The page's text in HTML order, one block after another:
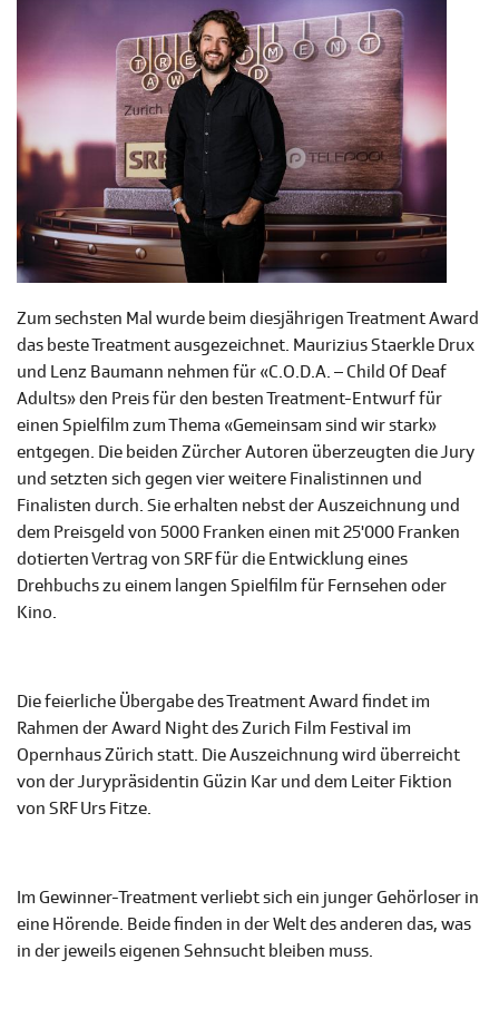
Zum sechsten Mal wurde beim diesjährigen Treatment Award
das beste Treatment ausgezeichnet. Maurizius Staerkle Drux
und Lenz Baumann nehmen für «C.O.D.A. – Child Of Deaf
Adults» den Preis für den besten Treatment-Entwurf für
einen Spielfilm zum Thema «Gemeinsam sind wir stark»
entgegen. Die beiden Zürcher Autoren überzeugten die Jury
und setzten sich gegen vier weitere Finalistinnen und
Finalisten durch. Sie erhalten nebst der Auszeichnung und
dem Preisgeld von 5000 Franken einen mit 25'000 Franken
dotierten Vertrag von SRF für die Entwicklung eines
Drehbuchs zu einem langen Spielfilm für Fernsehen oder
Kino.
Die feierliche Übergabe des Treatment Award findet im
Rahmen der Award Night des Zurich Film Festival im
Opernhaus Zürich statt. Die Auszeichnung wird überreicht
von der Jurypräsidentin Güzin Kar und dem Leiter Fiktion
von SRF Urs Fitze.
Im Gewinner-Treatment verliebt sich ein junger Gehörloser in
eine Hörende. Beide finden in der Welt des anderen das, was
in der jeweils eigenen Sehnsucht bleiben muss.